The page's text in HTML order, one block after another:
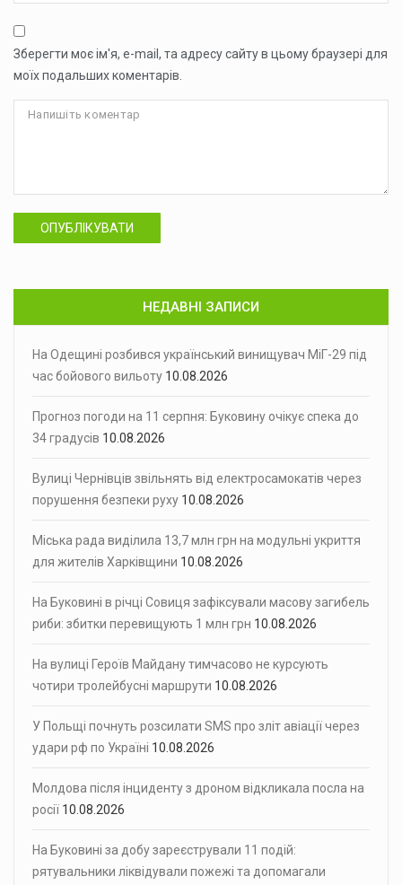
Зберегти моє ім'я, e-mail, та адресу сайту в цьому браузері для
моїх подальших коментарів.
ОПУБЛІКУВАТИ
НЕДАВНІ ЗАПИСИ
На Одещині розбився український винищувач МіГ-29 під
час бойового вильоту 10.08.2026
Прогноз погоди на 11 серпня: Буковину очікує спека до
34 градусів 10.08.2026
Вулиці Чернівців звільнять від електросамокатів через
порушення безпеки руху 10.08.2026
Міська рада виділила 13,7 млн грн на модульні укриття
для жителів Харківщини 10.08.2026
На Буковині в річці Совиця зафіксували масову загибель
риби: збитки перевищують 1 млн грн 10.08.2026
На вулиці Героїв Майдану тимчасово не курсують
чотири тролейбусні маршрути 10.08.2026
У Польщі почнуть розсилати SMS про зліт авіації через
удари рф по Україні 10.08.2026
Молдова після інциденту з дроном відкликала посла на
росії 10.08.2026
На Буковині за добу зареєстрували 11 подій:
рятувальники ліквідували пожежі та допомагали